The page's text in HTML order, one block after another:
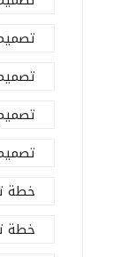
خطة
خطة